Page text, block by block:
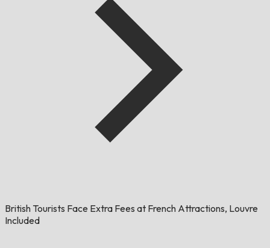
British Tourists Face Extra Fees at French Attractions, Louvre
Included